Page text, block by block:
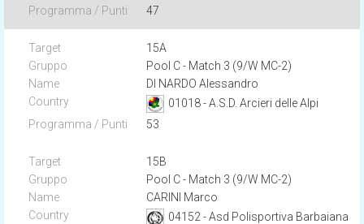
47
15A
Pool C - Match 3 (9/W MC-2)
DI NARDO Alessandro
01018 - A.S.D. Arcieri delle Alpi
53
15B
Pool C - Match 3 (9/W MC-2)
CARINI Marco
04152 - Asd Polisportiva Barbaiana